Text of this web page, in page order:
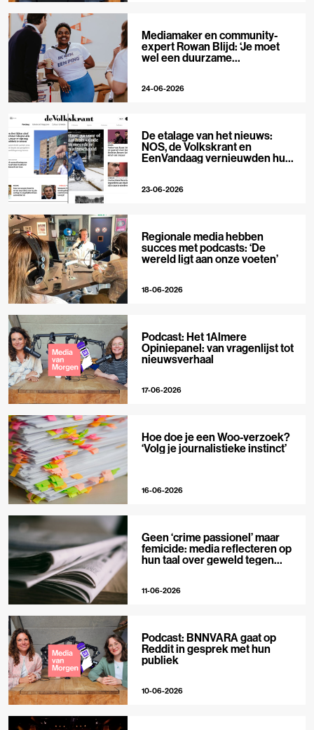
Mediamaker en community-
expert Rowan Blijd: ‘Je moet
wel een duurzame
24-06-2026
De etalage van het nieuws:
NOS, de Volkskrant en
EenVandaag vernieuwden hun
23-06-2026
Regionale media hebben
succes met podcasts: ‘De
wereld ligt aan onze voeten’
18-06-2026
Podcast: Het 1Almere
Opiniepanel: van vragenlijst tot
nieuwsverhaal
17-06-2026
Hoe doe je een Woo-verzoek?
‘Volg je journalistieke instinct’
16-06-2026
Geen ‘crime passionel’ maar
femicide: media reflecteren op
hun taal over geweld tegen
11-06-2026
Podcast: BNNVARA gaat op
Reddit in gesprek met hun
publiek
10-06-2026